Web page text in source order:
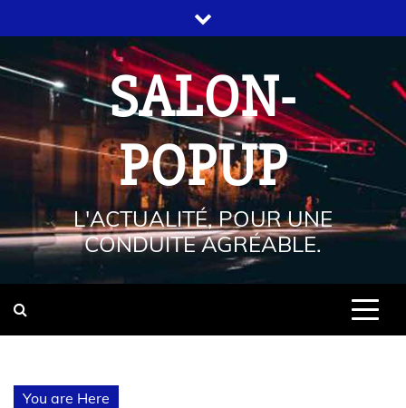
SALON-
POPUP
L'ACTUALITÉ, POUR UNE
CONDUITE AGRÉABLE.
You are Here